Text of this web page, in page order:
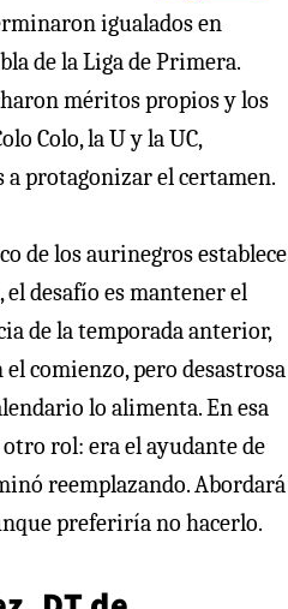
igualados en
de la Liga de Primera.
méritos propios y los
Colo, la U y la UC,
protagonizar el certamen.
de los aurinegros establece
el desafío es mantener el
de la temporada anterior,
comienzo, pero desastrosa
lo alimenta. En esa
otro rol: era el ayudante de
reemplazando. Abordará
preferiría no hacerlo.